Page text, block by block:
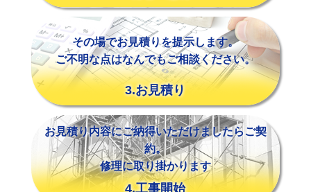
その場でお見積りを提示します。
ご不明な点はなんでもご相談ください。
3.お見積り
お見積り内容にご納得いただけましたらご契
約。
修理に取り掛かります
4.工事開始